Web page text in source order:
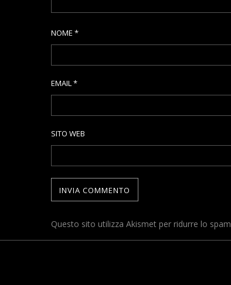
NOME *
EMAIL*
SITO WEB
Questo sito utilizza Akismet per ridurre lo